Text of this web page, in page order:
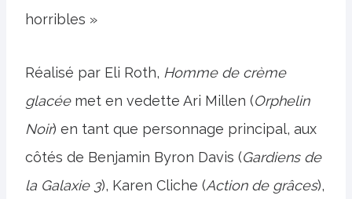
horribles »
Réalisé par Eli Roth, Homme de crème
glacéemet en vedette Ari Millen (Orphelin
Noir) en tant que personnage principal, aux
côtés de Benjamin Byron Davis (Gardiens de
la Galaxie 3), Karen Cliche (Action de grâces),